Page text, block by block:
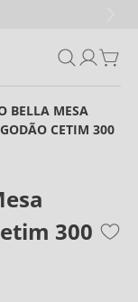
BELLA MESA
CETIM 300
300